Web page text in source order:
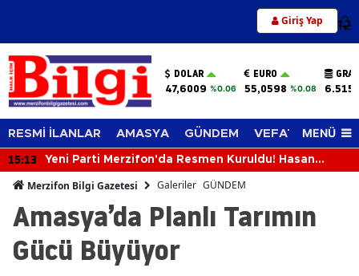
Giriş Yap 12
DOLAR
47,6009 %0.06
EURO
55,0598 %0.08
RESMİ İLANLAR AMASYA GÜNDEM VEFAT EDENLER
MENÜ
15:13
Yeni Parti Merzifon'da Resmen Kuruldu! Hasan
Merzifon Bilgi Gazetesi Galeriler GÜNDEM
Amasya’da Planlı Tarımın
Gücü Büyüyor